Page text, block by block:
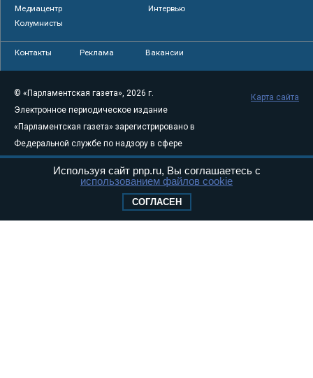
Медиацентр
Интервью
Колумнисты
Контакты Реклама Вакансии
© «Парламентская газета», 2026 г.
Электронное периодическое издание
«Парламентская газета» зарегистрировано в
Федеральной службе по надзору в сфере
связи, информационных технологий и
массовых коммуникаций (Роскомнадзор) 05
Свидетельство о регистрации Эл № ФС77-
Карта сайта
Используя сайт pnp.ru, Вы соглашаетесь с
использованием файлов cookie
СОГЛАСЕН